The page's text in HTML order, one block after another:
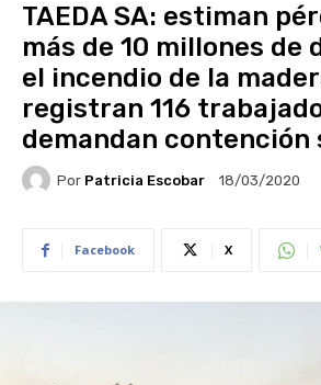
TAEDA SA: estiman
más de 10 millones de
el incendio de la
registran 116
demandan contención
Por Patricia Escobar 18/03/2020
Facebook X